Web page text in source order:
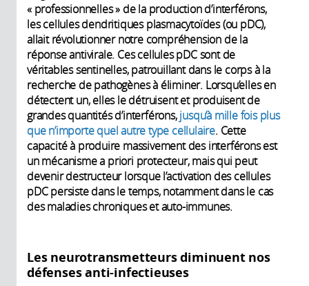
« professionnelles » de la production d’interférons,
les cellules dendritiques plasmacytoïdes (ou pDC),
allait révolutionner notre compréhension de la
réponse antivirale. Ces cellules pDC sont de
véritables sentinelles, patrouillant dans le corps à la
recherche de pathogènes à éliminer. Lorsqu’elles en
détectent un, elles le détruisent et produisent de
grandes quantités d’interférons,jusqu’à mille fois plus
que n’importe quel autre type cellulaire. Cette
capacité à produire massivement des interférons est
un mécanisme a priori protecteur, mais qui peut
devenir destructeur lorsque l’activation des cellules
pDC persiste dans le temps, notamment dans le cas
des maladies chroniques et auto-immunes.
Les neurotransmetteurs diminuent nos
défenses anti-infectieuses